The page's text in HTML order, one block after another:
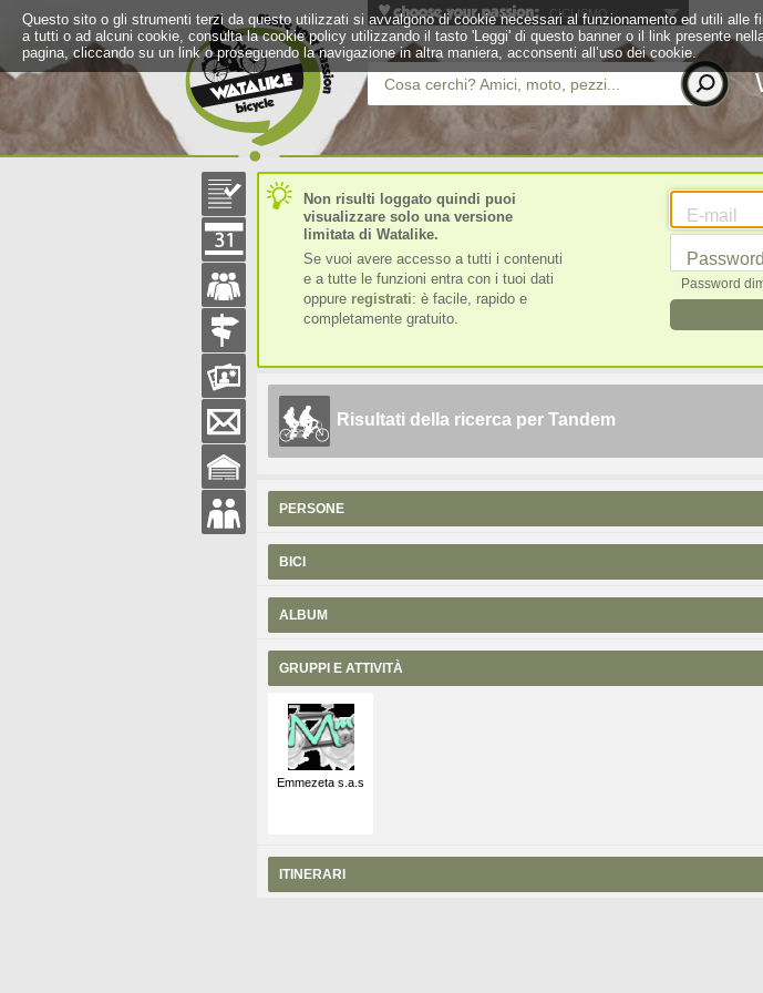
Cosa cerchi? Amici, moto, pezzi...
CICLISMO
Non risulti loggato quindi puoi
visualizzare solo una versione
limitata di Watalike.
Se vuoi avere accesso a tutti i contenuti
e a tutte le funzioni entra con i tuoi dati
oppure registrati: è facile, rapido e
completamente gratuito.
E-mail
Password
Password
Risultati della ricerca per Tandem
PERSONE
BICI
ALBUM
GRUPPI E ATTIVITÀ
Emmezeta s.a.s
ITINERARI
Questo sito o gli strumenti terzi da questo utilizzati si avvalgono di cookie necessari al funzionamento ed utili alle
a tutti o ad alcuni cookie, consulta la cookie policy utilizzando il tasto 'Leggi' di questo banner o il link presente
pagina, cliccando su un link o proseguendo la navigazione in altra maniera, acconsenti all’uso dei cookie.